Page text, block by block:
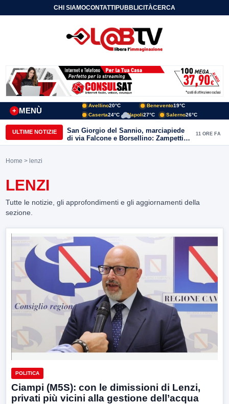
CHI SIAMOCONTATTIPUBBLICITÀCERCA
MENÙ
+
Avellino20°C Benevento19°C
Caserta24°C Napoli27°C Salerno26°C
ULTIME NOTIZIE
San Giorgio del Sannio, marciapiede
di via Falcone e Borsellino: Zampetti e
Lombardi replicano alle polemiche
11 ORE FA
Home > lenzi
LENZI
Tutte le notizie, gli approfondimenti e gli aggiornamenti della
sezione.
POLITICA
Ciampi (M5S): con le dimissioni di Lenzi,
privati più vicini alla gestione dell’acqua